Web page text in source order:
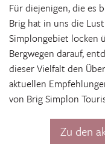
Für diejenigen, die es
Brig hat in uns die
Simplongebiet locken
Bergwegen darauf,
dieser Vielfalt den
aktuellen
von Brig Simplon
Zu den